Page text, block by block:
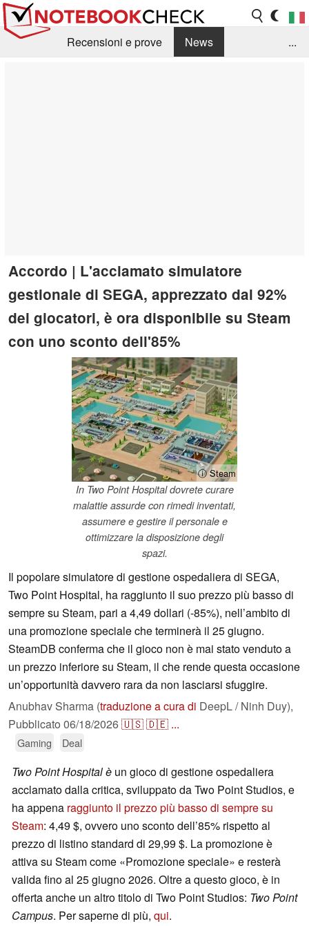
Recensioni e prove
News
...
Accordo | L'acclamato simulatore
gestionale di SEGA, apprezzato dal 92%
dei giocatori, è ora disponibile su Steam
con uno sconto dell'85%
ⓘ Steam
In Two Point Hospital dovrete curare
malattie assurde con rimedi inventati,
assumere e gestire il personale e
ottimizzare la disposizione degli
spazi.
Il popolare simulatore di gestione ospedaliera di SEGA,
Two Point Hospital, ha raggiunto il suo prezzo più basso di
sempre su Steam, pari a 4,49 dollari (-85%), nell’ambito di
una promozione speciale che terminerà il 25 giugno.
SteamDB conferma che il gioco non è mai stato venduto a
un prezzo inferiore su Steam, il che rende questa occasione
un’opportunità davvero rara da non lasciarsi sfuggire.
Anubhav Sharma (traduzione a cura di DeepL / Ninh Duy),
Pubblicato 06/18/2026🇺🇸🇩🇪 ...
Gaming Deal
Two Point Hospital è un gioco di gestione ospedaliera
acclamato dalla critica, sviluppato da Two Point Studios, e
ha appena raggiunto il prezzo più basso di sempre su
Steam: 4,49 $, ovvero uno sconto dell’85% rispetto al
prezzo di listino standard di 29,99 $. La promozione è
attiva su Steam come «Promozione speciale» e resterà
valida fino al 25 giugno 2026. Oltre a questo gioco, è in
offerta anche un altro titolo di Two Point Studios: Two Point
Campus. Per saperne di più, qui.